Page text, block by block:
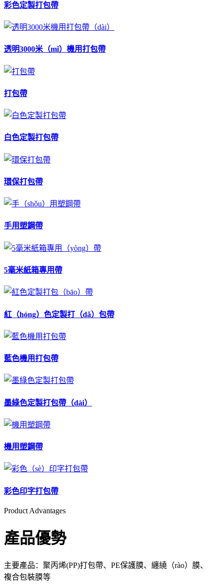
彩色定製打包帶
透明3000米（mǐ）機用打包帶
打包帶
白色定製打包帶
環保打包帶
手用塑鋼帶
5毫米紙箱專用帶
紅（hóng）色定製打（dǎ）包帶
藍色機用打包帶
墨綠色定製打包帶（dài）
機用塑鋼帶
彩色印字打包帶
Product Advantages
產品優勢
主要產品：聚丙烯(PP)打包帶、PE保護膜、纏繞（rào）膜、
複合包裝膜等